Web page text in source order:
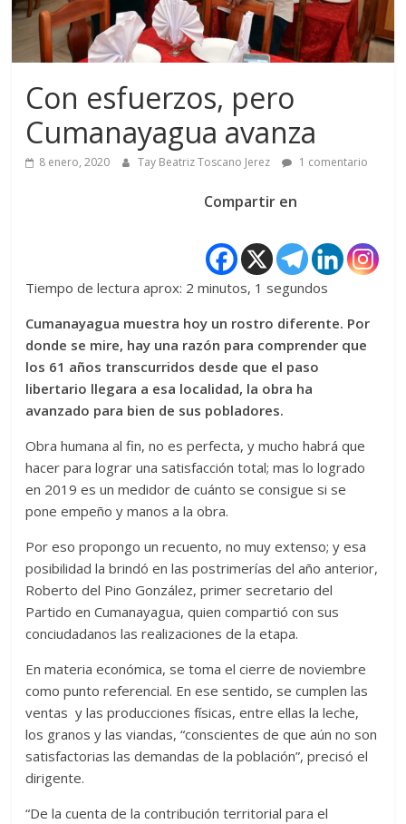
Con esfuerzos, pero
Cumanayagua avanza
8 enero, 2020 Tay Beatriz Toscano Jerez 1 comentario
Compartir en
Tiempo de lectura aprox: 2 minutos, 1 segundos
Cumanayagua muestra hoy un rostro diferente. Por
donde se mire, hay una razón para comprender que
los 61 años transcurridos desde que el paso
libertario llegara a esa localidad, la obra ha
avanzado para bien de sus pobladores.
Obra humana al fin, no es perfecta, y mucho habrá que
hacer para lograr una satisfacción total; mas lo logrado
en 2019 es un medidor de cuánto se consigue si se
pone empeño y manos a la obra.
Por eso propongo un recuento, no muy extenso; y esa
posibilidad la brindó en las postrimerías del año anterior,
Roberto del Pino González, primer secretario del
Partido en Cumanayagua, quien compartió con sus
conciudadanos las realizaciones de la etapa.
En materia económica, se toma el cierre de noviembre
como punto referencial. En ese sentido, se cumplen las
ventas y las producciones físicas, entre ellas la leche,
los granos y las viandas, “conscientes de que aún no son
satisfactorias las demandas de la población”, precisó el
dirigente.
“De la cuenta de la contribución territorial para el